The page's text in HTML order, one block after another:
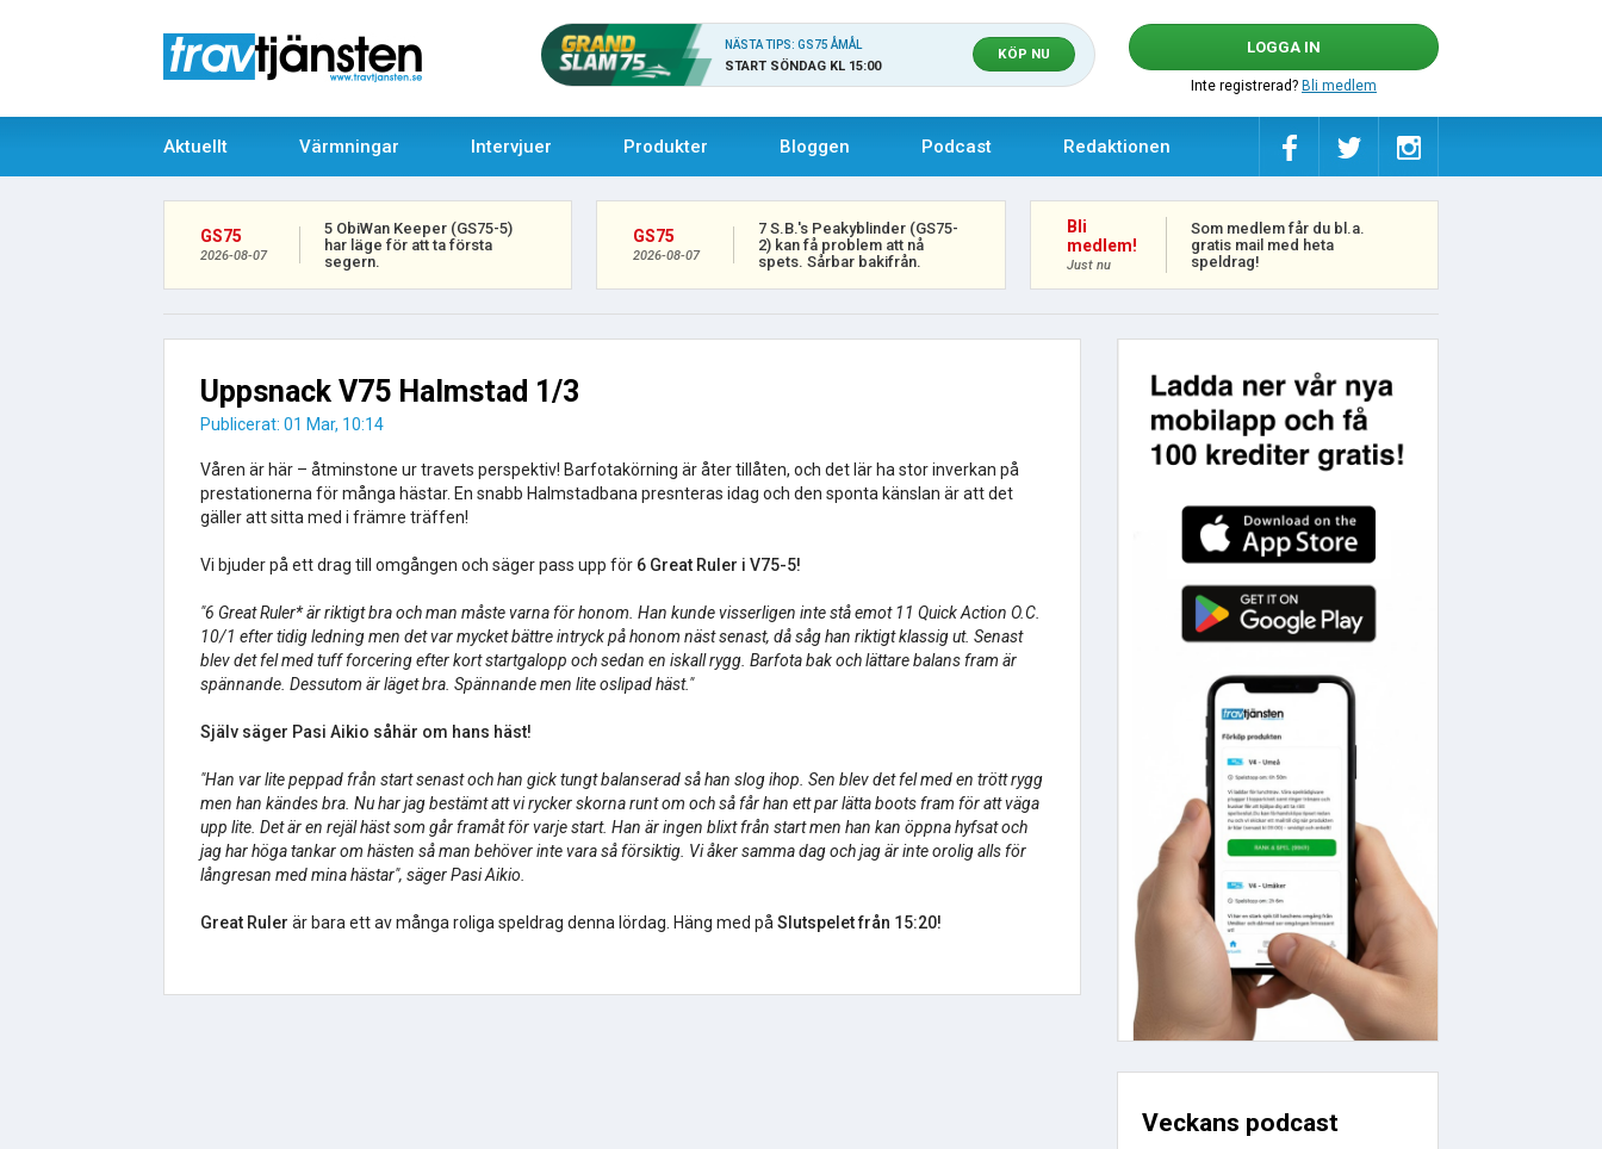
NÄSTA TIPS: GS75 ÅMÅL
START SÖNDAG KL 15:00
KÖP NU LOGGA IN
Inte registrerad? Bli medlem
Aktuellt Värmningar Intervjuer Produkter Bloggen Podcast Redaktionen
GS75
2026-08-07
5 ObiWan Keeper (GS75-5)
har läge för att ta första
segern.
GS75
2026-08-07
7 S.B.'s Peakyblinder (GS75-
2) kan få problem att nå
spets. Sårbar bakifrån.
Bli
medlem!
Just nu
Som medlem får du bl.a.
gratis mail med heta
speldrag!
Uppsnack V75 Halmstad 1/3
Publicerat: 01 Mar, 10:14
Våren är här – åtminstone ur travets perspektiv! Barfotakörning är åter tillåten, och det lär ha stor inverkan på
prestationerna för många hästar. En snabb Halmstadbana presnteras idag och den sponta känslan är att det
gäller att sitta med i främre träffen!
Vi bjuder på ett drag till omgången och säger pass upp för 6 Great Ruler i V75-5!
"6 Great Ruler* är riktigt bra och man måste varna för honom. Han kunde visserligen inte stå emot 11 Quick Action O.C.
10/1 efter tidig ledning men det var mycket bättre intryck på honom näst senast, då såg han riktigt klassig ut. Senast
blev det fel med tuff forcering efter kort startgalopp och sedan en iskall rygg. Barfota bak och lättare balans fram är
spännande. Dessutom är läget bra. Spännande men lite oslipad häst."
Själv säger Pasi Aikio såhär om hans häst!
"Han var lite peppad från start senast och han gick tungt balanserad så han slog ihop. Sen blev det fel med en trött rygg
men han kändes bra. Nu har jag bestämt att vi rycker skorna runt om och så får han ett par lätta boots fram för att väga
upp lite. Det är en rejäl häst som går framåt för varje start. Han är ingen blixt från start men han kan öppna hyfsat och
jag har höga tankar om hästen så man behöver inte vara så försiktig. Vi åker samma dag och jag är inte orolig alls för
långresan med mina hästar", säger Pasi Aikio.
Great Ruler är bara ett av många roliga speldrag denna lördag. Häng med på Slutspelet från 15:20!
Veckans podcast